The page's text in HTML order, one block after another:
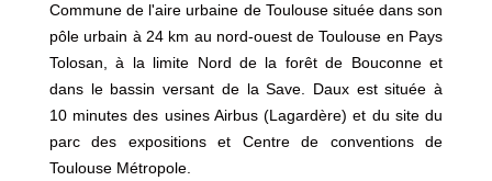
Commune de l'aire urbaine de Toulouse située dans son
pôle urbain à 24 km au nord-ouest de Toulouse en Pays
Tolosan, à la limite Nord de la forêt de Bouconne et
dans le bassin versant de la Save. Daux est située à
10 minutes des usines Airbus (Lagardère) et du site du
parc des expositions et Centre de conventions de
Toulouse Métropole.